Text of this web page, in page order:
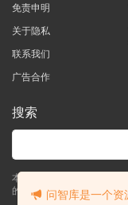
免责申明
关于隐私
联系我们
广告合作
搜索
本站的所有资源均由本站
的职场实战干货！！
问智库是一个